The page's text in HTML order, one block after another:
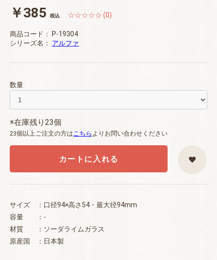
￥385 税込 ☆☆☆☆☆ (0)
商品コード：
P-19304
シリーズ名： アルファ
数量
※在庫残り23個
23個以上ご注文の方はこちら よりお問い合わせください
カートに入れる
サイズ ：口径94×高さ54・最大径94mm
容量 ：-
材質 ：ソーダライムガラス
原産国 ：日本製